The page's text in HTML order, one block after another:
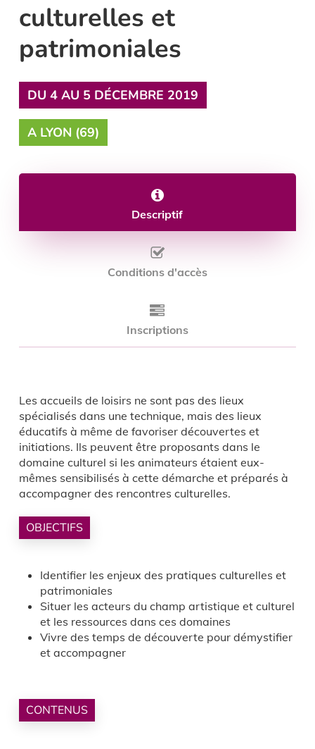
culturelles et
patrimoniales
DU 4 AU 5 DÉCEMBRE 2019
A LYON (69)
Descriptif
Conditions d'accès
Inscriptions
Les accueils de loisirs ne sont pas des lieux
spécialisés dans une technique, mais des lieux
éducatifs à même de favoriser découvertes et
initiations. Ils peuvent être proposants dans le
domaine culturel si les animateurs étaient eux-
mêmes sensibilisés à cette démarche et préparés à
accompagner des rencontres culturelles.
OBJECTIFS
Identifier les enjeux des pratiques culturelles et
patrimoniales
Situer les acteurs du champ artistique et culturel
et les ressources dans ces domaines
Vivre des temps de découverte pour démystifier
et accompagner
CONTENUS